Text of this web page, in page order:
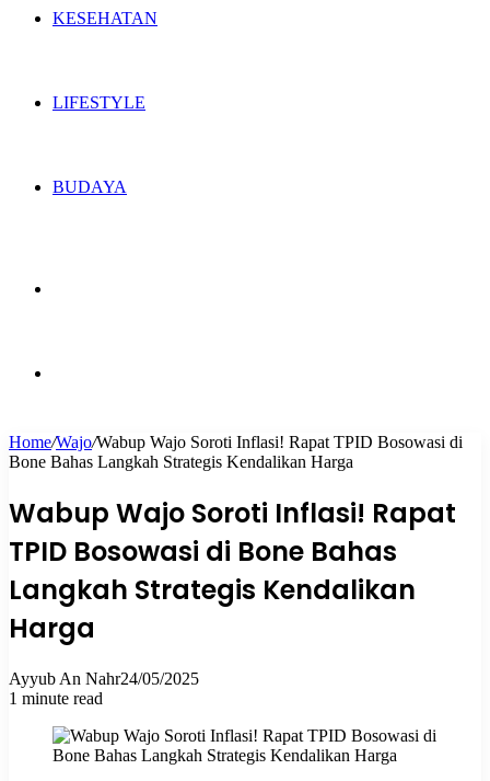
KESEHATAN
LIFESTYLE
BUDAYA
for
Home/Wajo/Wabup Wajo Soroti Inflasi! Rapat TPID Bosowasi di
Bone Bahas Langkah Strategis Kendalikan Harga
Wabup Wajo Soroti Inflasi! Rapat
TPID Bosowasi di Bone Bahas
Langkah Strategis Kendalikan
Harga
Ayyub An Nahr24/05/2025
1 minute read